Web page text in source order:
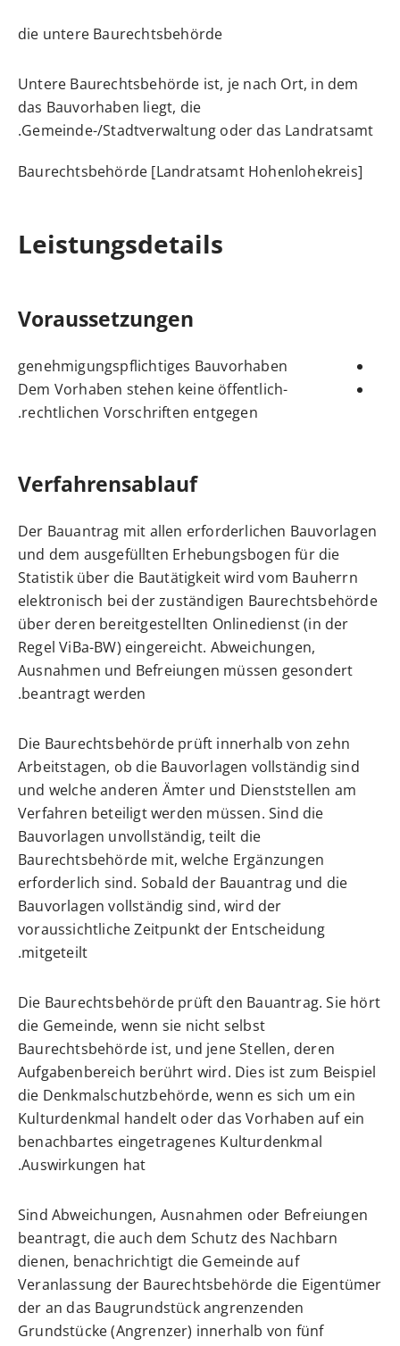
die untere Baurechtsbehörde
Untere Baurechtsbehörde ist, je nach Ort, in dem
das Bauvorhaben liegt, die
Gemeinde-/Stadtverwaltung oder das Landratsamt.
Baurechtsbehörde [Landratsamt Hohenlohekreis]
Leistungsdetails
Voraussetzungen
genehmigungspflichtiges Bauvorhaben
Dem Vorhaben stehen keine öffentlich-
rechtlichen Vorschriften entgegen.
Verfahrensablauf
Der Bauantrag mit allen erforderlichen Bauvorlagen
und dem ausgefüllten Erhebungsbogen für die
Statistik über die Bautätigkeit wird vom Bauherrn
elektronisch bei der zuständigen Baurechtsbehörde
über deren bereitgestellten Onlinedienst (in der
Regel ViBa-BW) eingereicht. Abweichungen,
Ausnahmen und Befreiungen müssen gesondert
beantragt werden.
Die Baurechtsbehörde prüft innerhalb von zehn
Arbeitstagen, ob die Bauvorlagen vollständig sind
und welche anderen Ämter und Dienststellen am
Verfahren beteiligt werden müssen. Sind die
Bauvorlagen unvollständig, teilt die
Baurechtsbehörde mit, welche Ergänzungen
erforderlich sind. Sobald der Bauantrag und die
Bauvorlagen vollständig sind, wird der
voraussichtliche Zeitpunkt der Entscheidung
mitgeteilt.
Die Baurechtsbehörde prüft den Bauantrag. Sie hört
die Gemeinde, wenn sie nicht selbst
Baurechtsbehörde ist, und jene Stellen, deren
Aufgabenbereich berührt wird. Dies ist zum Beispiel
die Denkmalschutzbehörde, wenn es sich um ein
Kulturdenkmal handelt oder das Vorhaben auf ein
benachbartes eingetragenes Kulturdenkmal
Auswirkungen hat.
Sind Abweichungen, Ausnahmen oder Befreiungen
beantragt, die auch dem Schutz des Nachbarn
dienen, benachrichtigt die Gemeinde auf
Veranlassung der Baurechtsbehörde die Eigentümer
der an das Baugrundstück angrenzenden
Grundstücke (Angrenzer) innerhalb von fünf